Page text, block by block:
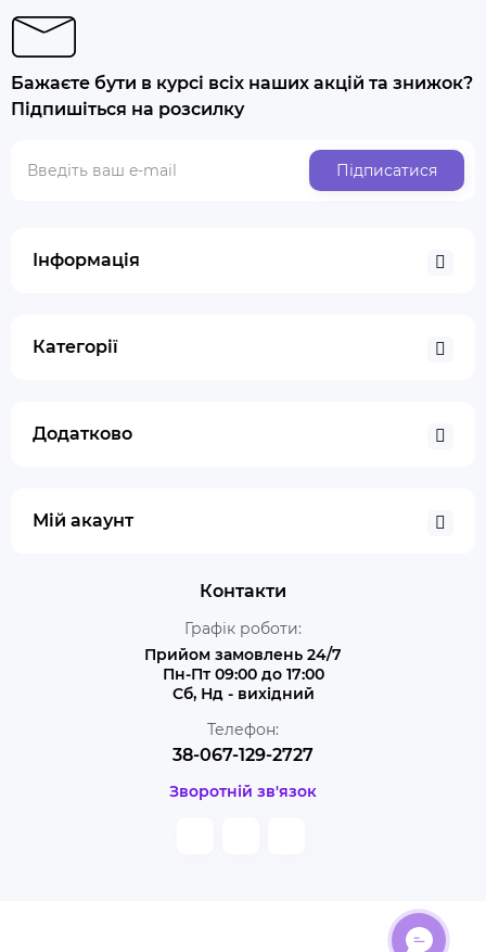
Бажаєте бути в курсі всіх наших акцій та знижок?
Підпишіться на розсилку
Підписатися
Інформація
Категорії
Додатково
Мій акаунт
Контакти
Графік роботи:
Прийом замовлень 24/7
Пн-Пт 09:00 до 17:00
Сб, Нд - вихідний
Телефон:
38-067-129-2727
Зворотній зв'язок